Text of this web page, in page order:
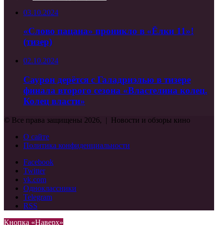
03.10.2024
«Слово пацана» проникло в «Ёлки 11»!
(тизер)
02.10.2024
Саурон дерётся с Галадриэлью в тизере
финала второго сезона «Властелина колец.
Колец власти»
© Все права защищены 2026, | Новости и обзоры кино
О сайте
Политика конфиденциальности
Facebook
Twitter
vk.com
Одноклассники
Telegram
RSS
Кнопка «Наверх»